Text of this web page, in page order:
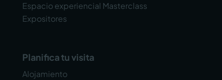
Espacio experiencial Masterclass
Expositores
Planifica tu visita
Alojamiento